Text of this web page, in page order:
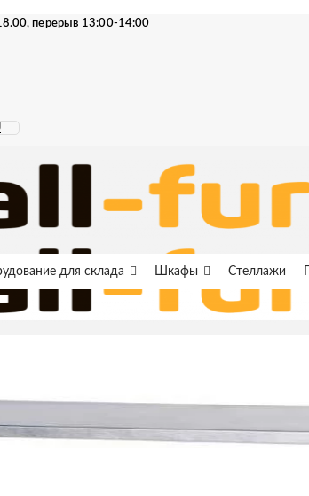
перерыв 13:00-14:00
для склада Шкафы Стеллажи